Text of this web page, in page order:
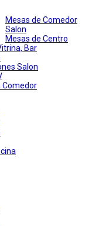
Mesas de Comedor
Salon
Mesas de Centro
Bar
Salon
Comedor